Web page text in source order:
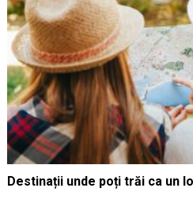
Destinații unde poți trăi ca un